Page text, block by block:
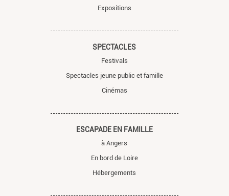
Expositions
SPECTACLES
Festivals
Spectacles jeune public et famille
Cinémas
ESCAPADE EN FAMILLE
à Angers
En bord de Loire
Hébergements